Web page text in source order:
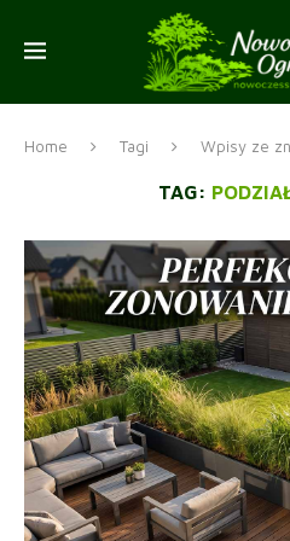
Home Tagi Wpisy ze
TAG: